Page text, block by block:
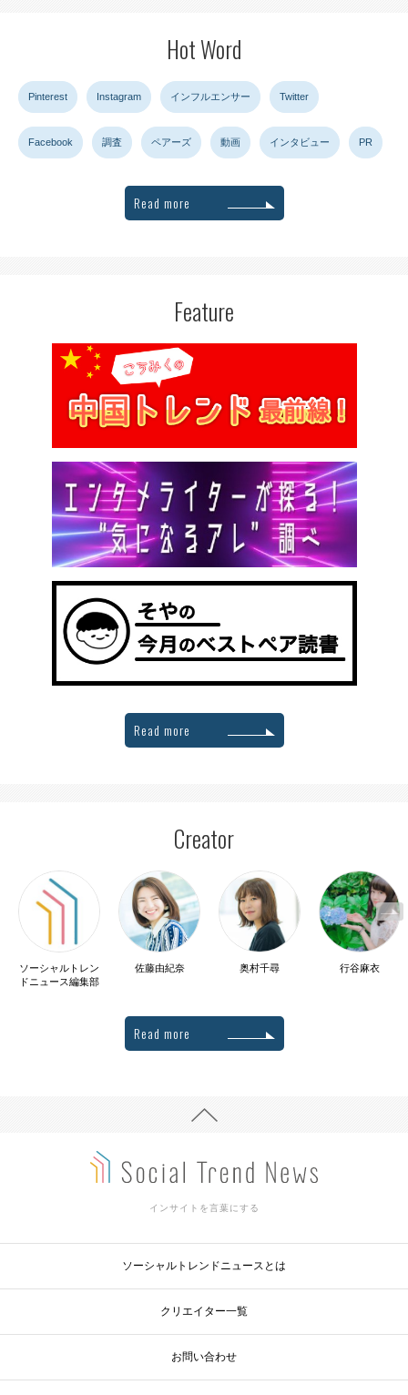
Hot Word
Pinterest Instagram インフルエンサー Twitter
Facebook 調査 ペアーズ 動画 インタビュー PR
Read more
Feature
Read more
Creator
ソーシャルトレン
ドニュース編集部
佐藤由紀奈 奥村千尋 行谷麻衣
Read more
インサイトを言葉にする
ソーシャルトレンドニュースとは
クリエイター一覧
お問い合わせ